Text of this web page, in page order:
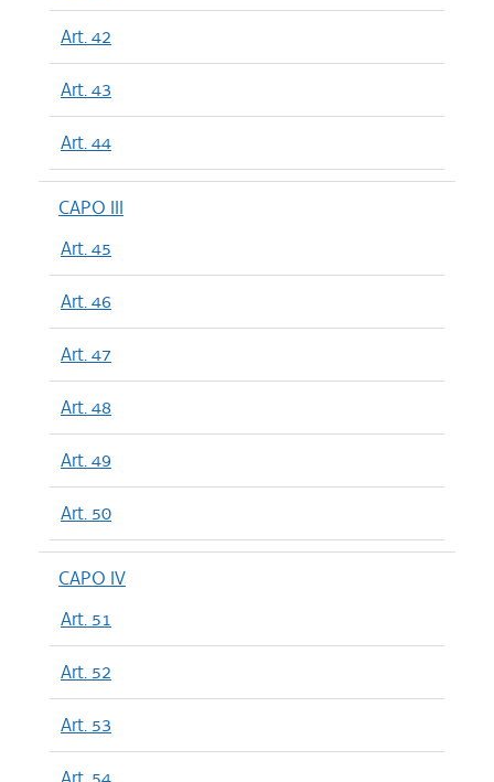
Art. 42
Art. 43
Art. 44
CAPO III
Art. 45
Art. 46
Art. 47
Art. 48
Art. 49
Art. 50
CAPO IV
Art. 51
Art. 52
Art. 53